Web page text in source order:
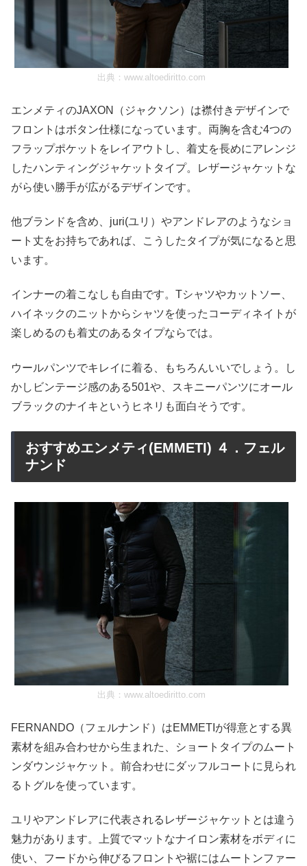
出典： www.altoediritto.com
エンメティのJAXON（ジャクソン）は襟付きデザインで
フロントはボタン仕様になっています。両胸を含む4つの
フラップポケットをレイアウトし、着丈を長めにアレンジ
したハンティングジャケットタイプ。レザージャケットな
がら使い勝手が広がるデザインです。
他ブランドを含め、juri(ユリ）やアンドレアのようなショ
ート丈をお持ちであれば、こうしたタイプが気になると思
います。
インナーの着こなしも自由です。Tシャツやカットソー、
ハイネックのニットからシャツを使ったコーディネイトが
楽しめるのも着丈のあるタイプならでは。
ウールパンツでキレイに着る、もちろんいいでしょう。し
かしビンテージ感のある501や、スキニーパンツにオール
ブラックのナイキというヒネリも面白そうです。
おすすめエンメティ(EMMETI) ４．フェル
ナンド
出典： www.altoediritto.com
FERNANDO（フェルナンド）はEMMETIが得意とする異
素材を組み合わせから生まれた、ショートタイプのムート
ンダウンジャケット。前合わせにダッフルコートに見られ
るトグルを使っています。
ユリやアンドレアに代表されるレザージャケットとは違う
魅力があります。上質でマットなナイロン素材をボディに
使い、フードから伸びるフロントや裾にはムートンファー